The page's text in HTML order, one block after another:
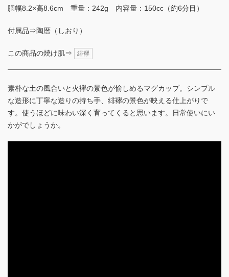
胴幅8.2×高8.6cm 重量：242g 内容量：150cc（約6分目）
付属品⇒陶暦（しおり）
この商品の焼け肌⇒ 緋襷
素朴な土の風合いと火襷の景色が愉しめるマグカップ。シンプル
な造形に丁寧な造りの持ち手、緋襷の景色が映える仕上がりで
す。使うほどに味わい深く育ってくると思います。日常使いにい
かがでしょうか。